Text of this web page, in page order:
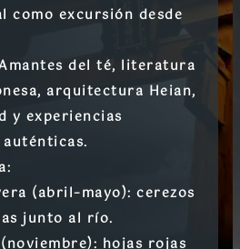
como excursión desde
del té, literatura
arquitectura Heian,
y experiencias
(abril–mayo): cerezos
junto al río.
(noviembre): hojas rojas